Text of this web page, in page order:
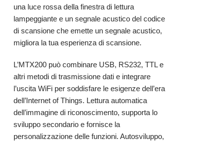
una luce rossa della finestra di lettura
lampeggiante e un segnale acustico del codice
di scansione che emette un segnale acustico,
migliora la tua esperienza di scansione.
L’MTX200 può combinare USB, RS232, TTL e
altri metodi di trasmissione dati e integrare
l’uscita WiFi per soddisfare le esigenze dell’era
dell’Internet of Things. Lettura automatica
dell’immagine di riconoscimento, supporta lo
sviluppo secondario e fornisce la
personalizzazione delle funzioni. Autosviluppo,